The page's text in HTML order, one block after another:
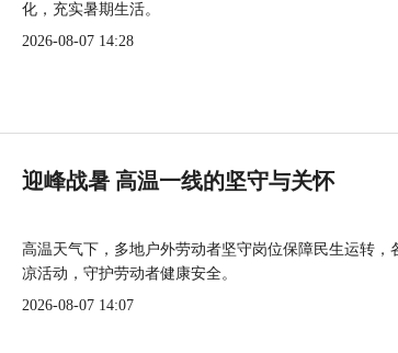
化，充实暑期生活。
2026-08-07 14:28
迎峰战暑 高温一线的坚守与关怀
高温天气下，多地户外劳动者坚守岗位保障民生运转
凉活动，守护劳动者健康安全。
2026-08-07 14:07